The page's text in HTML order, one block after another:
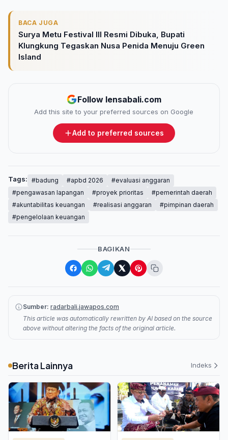
BACA JUGA
Surya Metu Festival III Resmi Dibuka, Bupati
Klungkung Tegaskan Nusa Penida Menuju Green
Island
Follow lensabali.com
Add this site to your preferred sources on Google
Add to preferred sources
Tags: #badung #apbd 2026
#evaluasi anggaran
#pengawasan lapangan
#proyek prioritas
#pemerintah daerah
#akuntabilitas keuangan
#realisasi anggaran
#pimpinan daerah
#pengelolaan keuangan
BAGIKAN
Sumber: radarbali.jawapos.com
This article was automatically rewritten by AI based on the source
above without altering the facts of the original article.
Berita Lainnya Indeks